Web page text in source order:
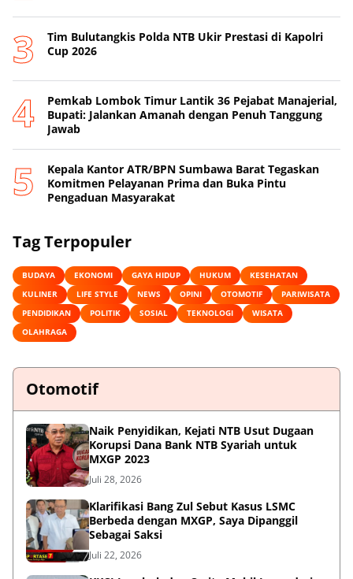
Tim Bulutangkis Polda NTB Ukir Prestasi di Kapolri
Cup 2026
Pemkab Lombok Timur Lantik 36 Pejabat Manajerial,
Bupati: Jalankan Amanah dengan Penuh Tanggung
Jawab
Kepala Kantor ATR/BPN Sumbawa Barat Tegaskan
Komitmen Pelayanan Prima dan Buka Pintu
Pengaduan Masyarakat
Tag Terpopuler
BUDAYA EKONOMI GAYA HIDUP HUKUM
KESEHATAN
KULINER
LIFE STYLE NEWS OPINI OTOMOTIF
PARIWISATA
PENDIDIKAN
POLITIK SOSIAL TEKNOLOGI
WISATA
OLAHRAGA
Otomotif
Naik Penyidikan, Kejati NTB Usut Dugaan
Korupsi Dana Bank NTB Syariah untuk
MXGP 2023
Juli 28, 2026
Klarifikasi Bang Zul Sebut Kasus LSMC
Berbeda dengan MXGP, Saya Dipanggil
Sebagai Saksi
Juli 22, 2026